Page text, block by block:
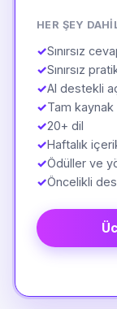
HER ŞEY
✓Sınırsız
✓Sınırsız
✓AI destekli
✓Tam
✓20+ dil
✓Haftalık
✓Ödüller ve
✓Öncelikli